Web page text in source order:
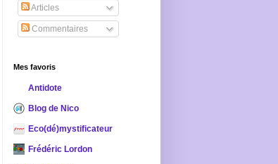
Articles
Commentaires
Mes favoris
Antidote
Blog de Nico
Eco(dé)mystificateur
Frédéric Lordon